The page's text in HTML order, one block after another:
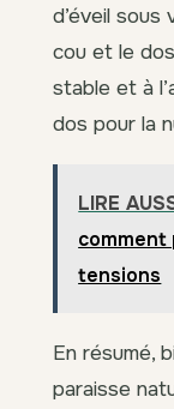
d’éveil sous
cou et le
stable et à
dos pour la
LIRE
comment
tensions
En résumé,
paraisse